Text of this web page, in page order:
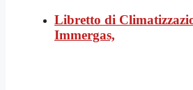
Libretto di
Immergas,